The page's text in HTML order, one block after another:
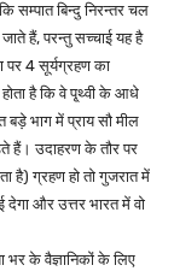
सम्पात बिन्दु निरन्तर चल
हैं, परन्तु सच्चाई यह है
4 सूर्यग्रहण का
है कि वे पृ्थ्वी के आधे
भाग में प्राय सौ मील
हैं। उदाहरण के तौर पर
है) ग्रहण हो तो गुजरात में
देगा और उत्तर भारत में वो
भर के वैज्ञानिकों के लिए